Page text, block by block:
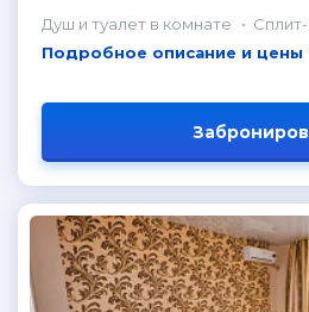
Душ и туалет в комнате
Подробное описание и цены